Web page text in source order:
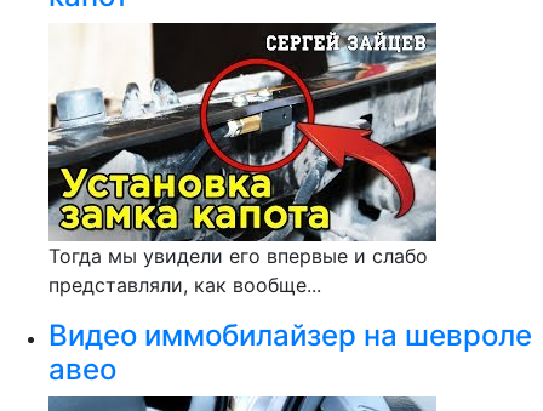
Тогда мы увидели его впервые и слабо
представляли, как вообще...
Видео иммобилайзер на шевроле
авео